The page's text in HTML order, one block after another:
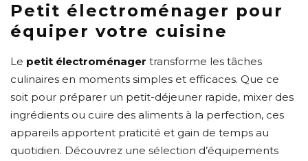
Petit électroménager pour
équiper votre cuisine
Le petit électroménager transforme les tâches
culinaires en moments simples et efficaces. Que ce
soit pour préparer un petit-déjeuner rapide, mixer des
ingrédients ou cuire des aliments à la perfection, ces
appareils apportent praticité et gain de temps au
quotidien. Découvrez une sélection d’équipements